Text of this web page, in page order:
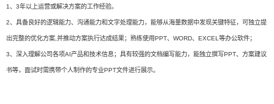
1、3年以上运营或解决方案的工作经验。
2、具备良好的逻辑能力、沟通能力和文字处理能力，能够从海量数据中发现关键特征，可独立提
出完整的优化方案,并推动方案执行达成结果；熟练使用PPT、WORD、EXCEL等办公软件；
3、深入理解公司各项AI产品和技术信息；具有较强的文档编写能力，能独立撰写PPT、方案建议
书等，面试时需携带个人制作的专业PPT文件进行展示。